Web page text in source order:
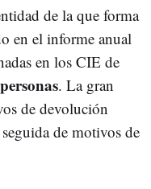
de la que forma
en el informe anual
en los CIE de
. La gran
de devolución
de motivos de